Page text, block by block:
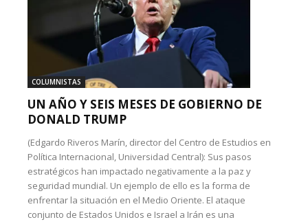
COLUMNISTAS
UN AÑO Y SEIS MESES DE GOBIERNO DE
DONALD TRUMP
(Edgardo Riveros Marín, director del Centro de Estudios en
Política Internacional, Universidad Central): Sus pasos
estratégicos han impactado negativamente a la paz y
seguridad mundial. Un ejemplo de ello es la forma de
enfrentar la situación en el Medio Oriente. El ataque
conjunto de Estados Unidos e Israel a Irán es una